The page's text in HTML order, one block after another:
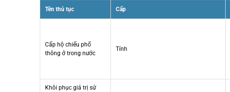
Tên thủ tục Cấp
Cấp hộ chiếu phổ
thông ở trong nước
Tỉnh
Khôi phục giá trị sử